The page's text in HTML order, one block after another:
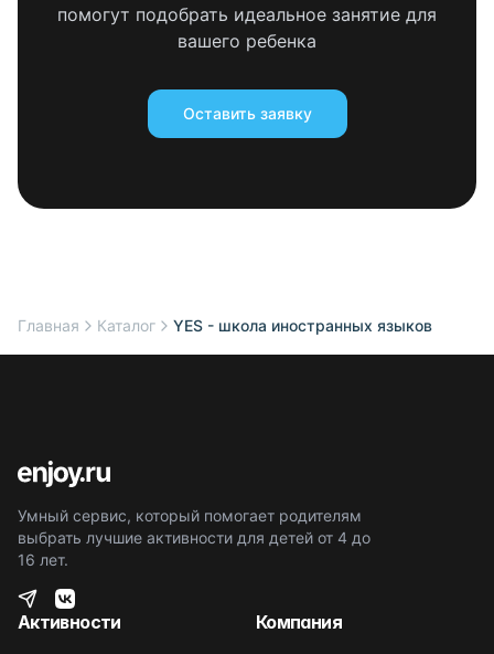
помогут подобрать идеальное занятие для
вашего ребенка
Оставить заявку
Главная Каталог YES - школа иностранных языков
Умный сервис, который помогает родителям
выбрать лучшие активности для детей от 4 до
16 лет.
Активности
Компания